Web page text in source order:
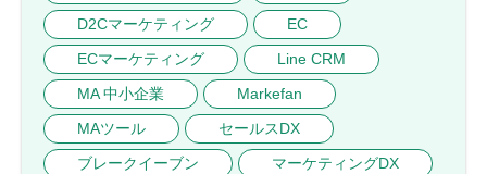
D2Cマーケティング
EC
ECマーケティング
Line CRM
MA 中小企業
Markefan
MAツール
セールスDX
ブレークイーブン
マーケティングDX